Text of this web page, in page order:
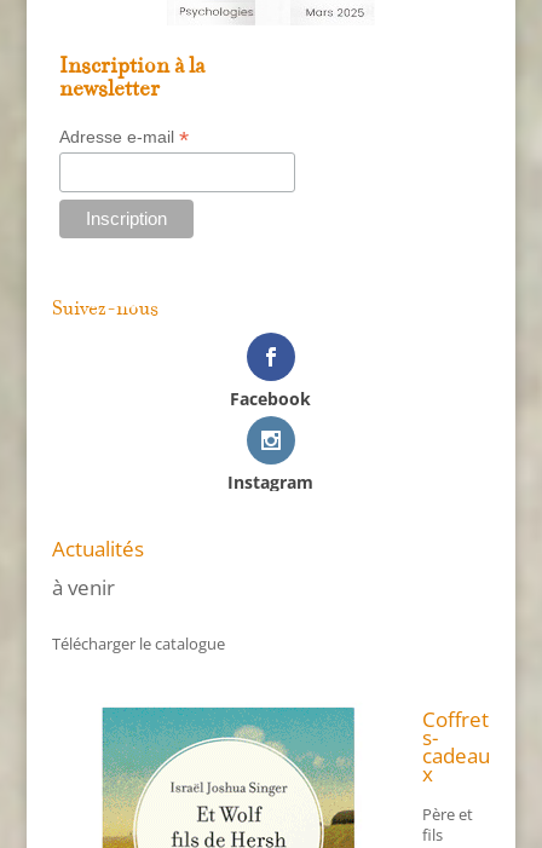
Inscription à la
newsletter
Adresse e-mail *
Suivez-nous
Facebook
Instagram
Actualités
à venir
Télécharger le catalogue
Coffret
s-
cadeau
x
Père et
fils